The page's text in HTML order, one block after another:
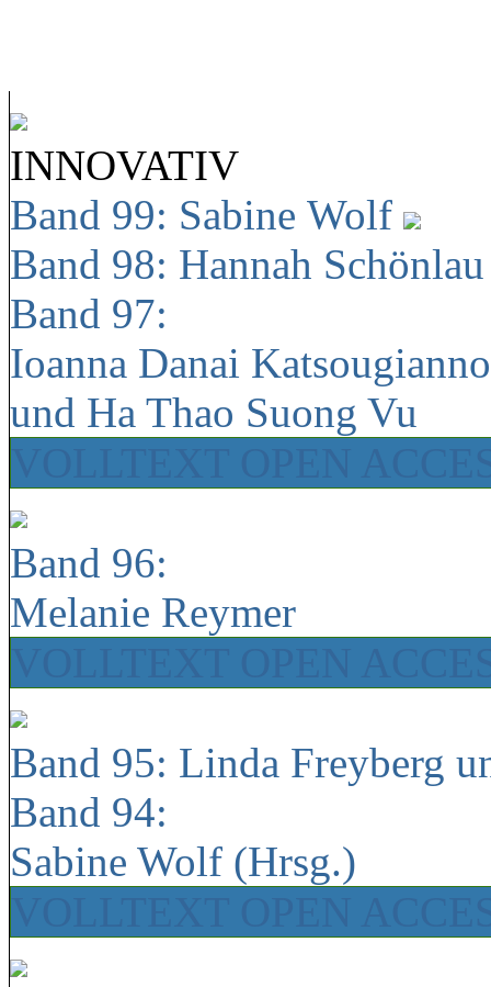
INNOVATIV
Band 99: Sabine Wolf
Band 98: Hannah
Band 97:
Ioanna Danai
und Ha Thao Suong Vu
Band 96:
Melanie Reymer
Band 95: Linda Freyberg
Band 94:
Sabine Wolf (Hrsg.)